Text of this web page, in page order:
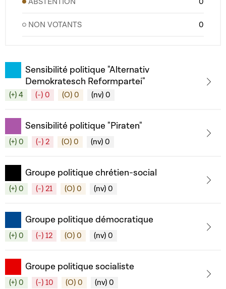
NON VOTANTS 0
Sensibilité politique "Alternativ
Demokratesch Reformpartei"
(+) 4 (-) 0 (O) 0 (nv) 0
Sensibilité politique "Piraten"
(+) 0 (-) 2 (O) 0 (nv) 0
Groupe politique chrétien-social
(+) 0 (-) 21 (O) 0 (nv) 0
Groupe politique démocratique
(+) 0 (-) 12 (O) 0 (nv) 0
Groupe politique socialiste
(+) 0 (-) 10 (O) 0 (nv) 0